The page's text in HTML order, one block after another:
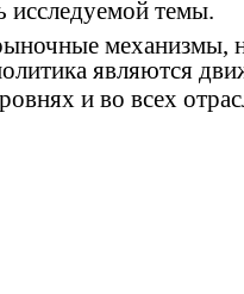
исследуемой темы.
механизмы,
являются
и во всех